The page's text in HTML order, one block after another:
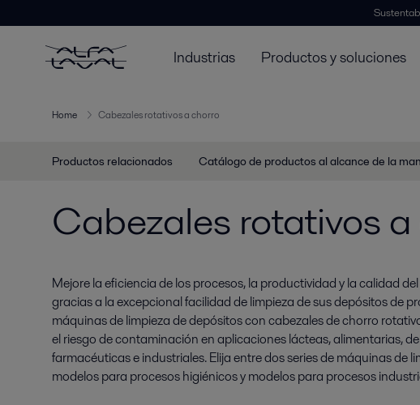
Industrias Productos y soluciones
Home Cabezales rotativos a chorro
Productos relacionados Catálogo de productos al alcance de la
Cabezales rotativos
Mejore la eficiencia de los procesos, la productividad y la calidad
gracias a la excepcional facilidad de limpieza de sus depósitos de
máquinas de limpieza de depósitos con cabezales de chorro
el riesgo de contaminación en aplicaciones lácteas, alimentarias,
farmacéuticas e industriales. Elija entre dos series de máquinas de
modelos para procesos higiénicos y modelos para procesos